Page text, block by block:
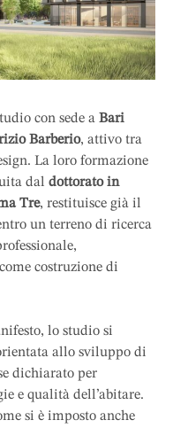
con sede a Bari
Barberio, attivo tra
La loro formazione
dal dottorato in
Tre, restituisce già il
un terreno di ricerca
costruzione di
lo studio si
allo sviluppo di
dichiarato per
e qualità dell’abitare.
si è imposto anche